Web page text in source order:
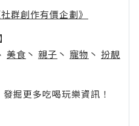
群創作有價企劃》
美食 丶 親子 丶 寵物 丶 扮靚
掘更多吃喝玩樂資訊！